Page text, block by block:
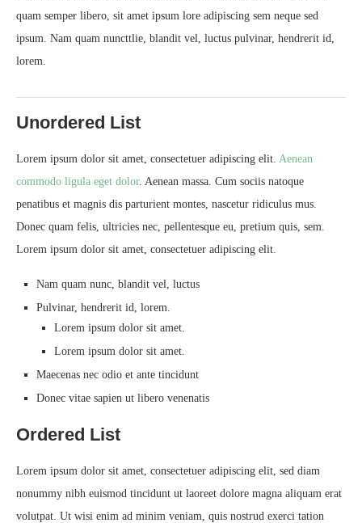
quam semper libero, sit amet ipsum lore adipiscing sem neque sed
ipsum. Nam quam nuncttlie, blandit vel, luctus pulvinar, hendrerit id,
lorem.
Unordered List
Lorem ipsum dolor sit amet, consectetuer adipiscing elit. Aenean
commodo ligula eget dolor. Aenean massa. Cum sociis natoque
penatibus et magnis dis parturient montes, nascetur ridiculus mus.
Donec quam felis, ultricies nec, pellentesque eu, pretium quis, sem.
Lorem ipsum dolor sit amet, consectetuer adipiscing elit.
Nam quam nunc, blandit vel, luctus
Pulvinar, hendrerit id, lorem.
Lorem ipsum dolor sit amet.
Lorem ipsum dolor sit amet.
Maecenas nec odio et ante tincidunt
Donec vitae sapien ut libero venenatis
Ordered List
Lorem ipsum dolor sit amet, consectetuer adipiscing elit, sed diam
nonummy nibh euismod tincidunt ut laoreet dolore magna aliquam erat
volutpat. Ut wisi enim ad minim veniam, quis nostrud exerci tation